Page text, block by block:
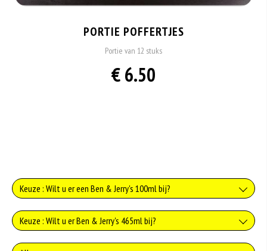
PORTIE POFFERTJES
Portie van 12 stuks
€ 6.50
Keuze : Wilt u er een Ben & Jerry's 100ml bij?
Caramel Chew Chew 100ml
+€4.99
Keuze : Wilt u er Ben & Jerry's 465ml bij?